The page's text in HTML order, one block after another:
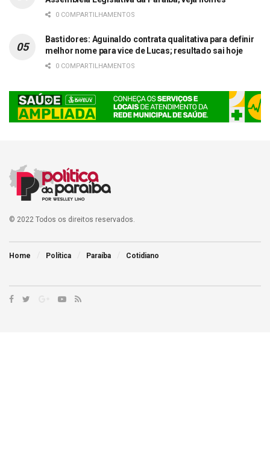
0 COMPARTILHAMENTOS
Bastidores: Aguinaldo contrata qualitativa para definir
melhor nome para vice de Lucas; resultado sai hoje
0 COMPARTILHAMENTOS
© 2022 Todos os direitos reservados.
Home Política Paraíba Cotidiano